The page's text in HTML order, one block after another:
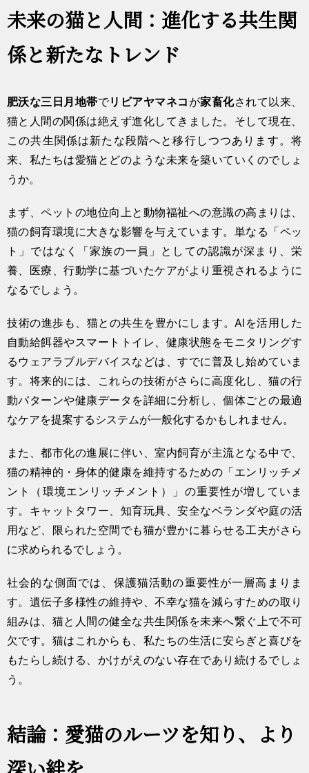
未来の猫と人間：進化する共生関
係と新たなトレンド
肥沃な三日月地帯でリビアヤマネコ が家畜化されて以来、
猫と人間の関係は絶えず進化してきました。そして現在、
この共生関係は新たな段階へと移行しつつあります。将
来、私たちは愛猫とどのような未来を築いていくのでしょ
うか。
まず、ペットの地位向上と動物福祉への意識の高まりは、
猫の飼育環境に大きな影響を与えています。単なる「ペッ
ト」ではなく「家族の一員」としての認識が深まり、栄
養、医療、行動学に基づいたケアがより重視されるように
なるでしょう。
技術の進歩も、猫との共生を豊かにします。AIを活用した
自動給餌器やスマートトイレ、健康状態をモニタリングす
るウェアラブルデバイスなどは、すでに普及し始めていま
す。将来的には、これらの技術がさらに高度化し、猫の行
動パターンや健康データを詳細に分析し、個体ごとの最適
なケアを提案するシステムが一般化するかもしれません。
また、都市化の進展に伴い、室内飼育が主流となる中で、
猫の精神的・身体的健康を維持するための「エンリッチメ
ント（環境エンリッチメント）」の重要性が増していま
す。キャットタワー、知育玩具、安全なベランダや庭の活
用など、限られた空間でも猫が豊かに暮らせる工夫がさら
に求められるでしょう。
社会的な側面では、保護猫活動の重要性が一層高まりま
す。遺伝子多様性の維持や、不幸な猫を減らすための取り
組みは、猫と人間の健全な共生関係を未来へ繋ぐ上で不可
欠です。猫はこれからも、私たちの生活に安らぎと喜びを
もたらし続ける、かけがえのない存在であり続けるでしょ
う。
結論：愛猫のルーツを知り、より